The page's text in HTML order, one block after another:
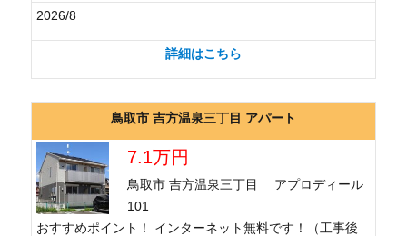
2026/8
詳細はこちら
鳥取市 吉方温泉三丁目 アパート
7.1万円
鳥取市 吉方温泉三丁目 アプロディール
101
おすすめポイント！ インターネット無料です！（工事後